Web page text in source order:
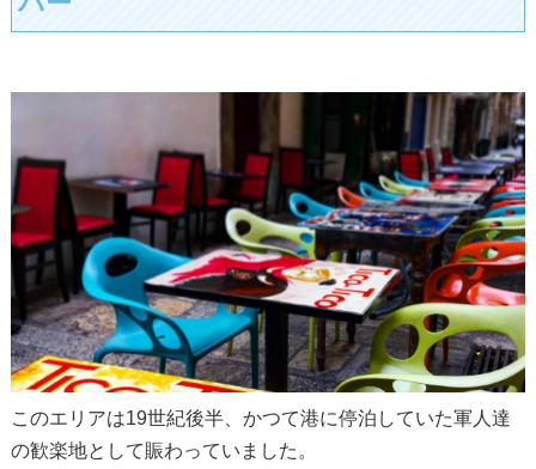
このエリアは19世紀後半、かつて港に停泊していた軍人達
の歓楽地として賑わっていました。